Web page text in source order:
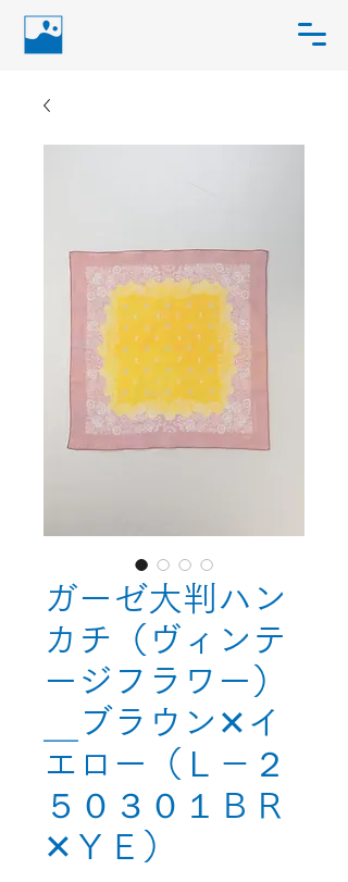
ガーゼ大判ハン
カチ（ヴィンテ
ージフラワー）
＿ブラウン✕イ
エロー（Ｌ－２
５０３０１ＢＲ
✕ＹＥ）